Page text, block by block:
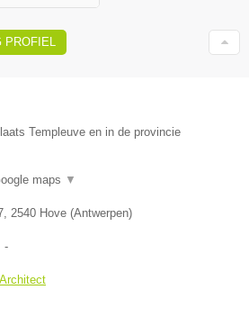
Templeuve en in de provincie
maps ▼
2540 Hove (Antwerpen)
-